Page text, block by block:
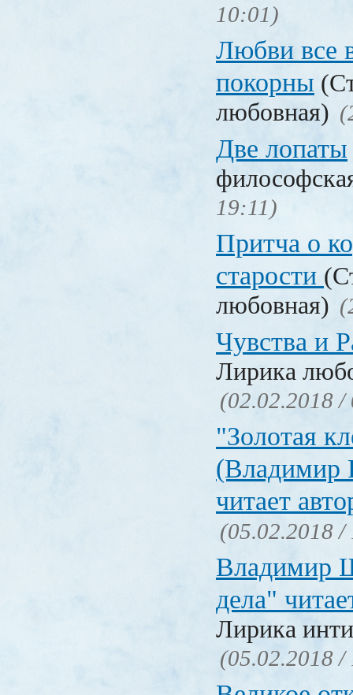
10:01)
Любви все
покорны
любовная)
Две лопаты
19:11)
Притча о
старости
любовная)
Чувства и
Лирика
(02.02.2018 /
"Золотая
(Владимир
читает
(05.02.2018 /
Владимир
дела"
Лирика
(05.02.2018 /